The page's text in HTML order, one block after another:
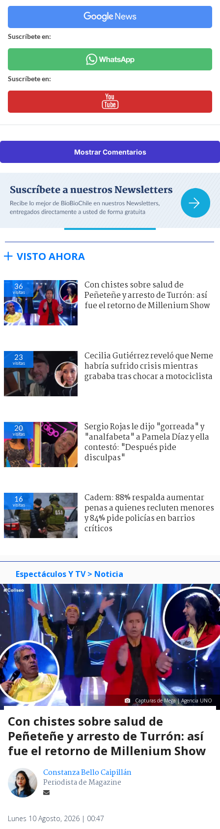
Suscríbete en:
Suscríbete en:
Mostrar Comentarios
VISTO AHORA
36
visitas
Con chistes sobre salud de
Peñeteñe y arresto de Turrón: así
fue el retorno de Millenium Show
23
visitas
Cecilia Gutiérrez reveló que Neme
habría sufrido crisis mientras
grababa tras chocar a motociclista
20
visitas
Sergio Rojas le dijo "gorreada" y
"analfabeta" a Pamela Díaz y ella
contestó: "Después pide
disculpas"
16
visitas
Cadem: 88% respalda aumentar
penas a quienes recluten menores
y 84% pide policías en barrios
críticos
Espectáculos Y TV > Noticia
Capturas de Mega | Agencia UNO
Con chistes sobre salud de
Peñeteñe y arresto de Turrón: así
fue el retorno de Millenium Show
Constanza Bello Caipillán
Periodista de Magazine
Lunes 10 Agosto, 2026 | 00:47